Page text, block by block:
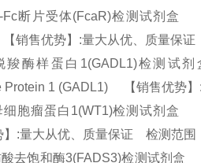
断片受体(FcaR)检测试剂盒
销售优势】:量大从优、质量保
酶样蛋白1(GADL1)检测试
Protein 1 (GADL1) 【销售优势
胞瘤蛋白1(WT1)检测试剂盒
:量大从优、质量保证 检测范围
去饱和酶3(FADS3)检测试剂盒